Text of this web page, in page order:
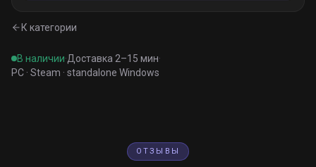
К категории
В наличии·Доставка 2–15 мин·
PC · Steam · standalone Windows
ОТЗЫВЫ